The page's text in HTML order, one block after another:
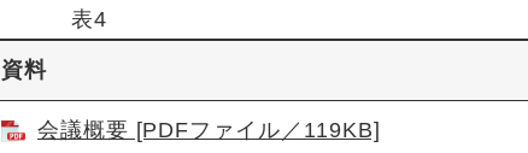
表4
資料
会議概要 [PDFファイル／119KB]